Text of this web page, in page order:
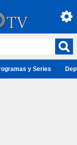
y Series